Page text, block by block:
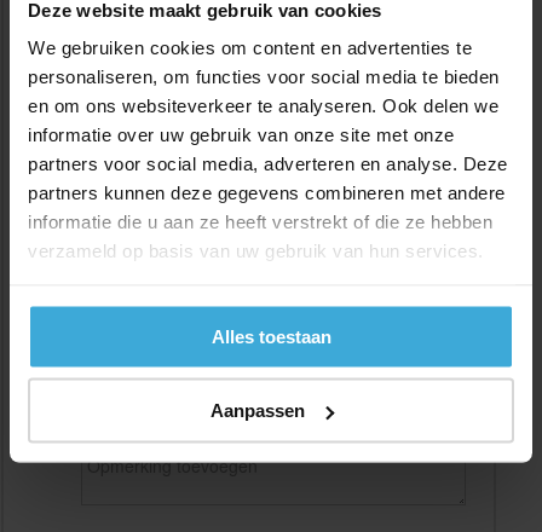
Deze website maakt gebruik van cookies
We gebruiken cookies om content en advertenties te
personaliseren, om functies voor social media te bieden
en om ons websiteverkeer te analyseren. Ook delen we
informatie over uw gebruik van onze site met onze
partners voor social media, adverteren en analyse. Deze
partners kunnen deze gegevens combineren met andere
informatie die u aan ze heeft verstrekt of die ze hebben
verzameld op basis van uw gebruik van hun services.
Alles toestaan
Aanpassen
Gewenste
lengtemaat in
(max. 2000 mm)
+/- 2 mm lengtetolerantie
Materiaalkosten
Alle bedragen zijn excl. 21% BTW